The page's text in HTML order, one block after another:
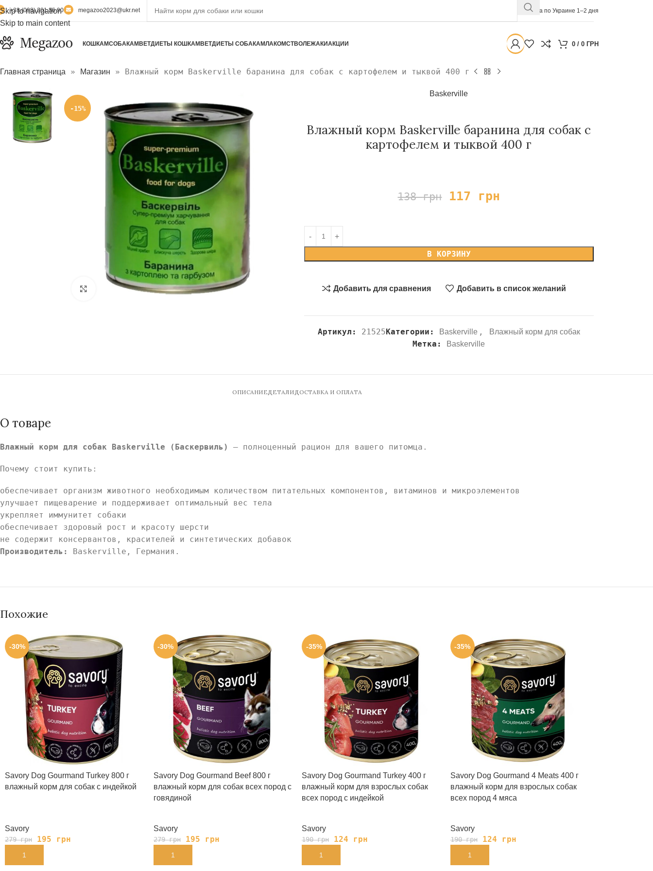
Skip to navigation
Skip to main content
+38 (098) 301 36 90 megazoo2023@ukr.net Доставка по Украине 1–2 дня
КОШКАМСОБАКАМ ВЕТДИЕТЫ КОШКАМ ВЕТДИЕТЫ СОБАКАМЛАКОМСТВОЛЕЖАКИАКЦИИ 0 / 0 ГРН
Главная страница » Магазин » Влажный корм Baskerville баранина для собак с картофелем и тыквой 400 г
-15%
Нажмите, чтобы увеличить
Baskerville
Влажный корм Baskerville баранина для собак с
картофелем и тыквой 400 г
138грн 117 грн
В КОРЗИНУ
Добавить для сравнения Добавить в список желаний
Артикул: 21525Категории: Baskerville , Влажный корм для собак
Метка: Baskerville
ОПИСАНИЕДЕТАЛИДОСТАВКА И ОПЛАТА
О товаре
Влажный корм для собак Baskerville (Баскервиль) – полноценный рацион для вашего питомца.
Почему стоит купить:
обеспечивает организм животного необходимым количеством питательных компонентов, витаминов и микроэлементов
улучшает пищеварение и поддерживает оптимальный вес тела
укрепляет иммунитет собаки
обеспечивает здоровый рост и красоту шерсти
не содержит консервантов, красителей и синтетических добавок
Производитель: Baskerville, Германия.
Похожие
-30%
Savory Dog Gourmand Turkey 800 г
влажный корм для собак с индейкой
Savory
279грн 195 грн
В КОРЗИНУ
-30%
Savory Dog Gourmand Beef 800 г
влажный корм для собак всех пород с
говядиной
Savory
279грн 195 грн
В КОРЗИНУ
-35%
Savory Dog Gourmand Turkey 400 г
влажный корм для взрослых собак
всех пород с индейкой
Savory
190грн 124 грн
В КОРЗИНУ
-35%
Savory Dog Gourmand 4 Meats 400 г
влажный корм для взрослых собак
всех пород 4 мяса
Savory
190грн 124 грн
В КОРЗИНУ